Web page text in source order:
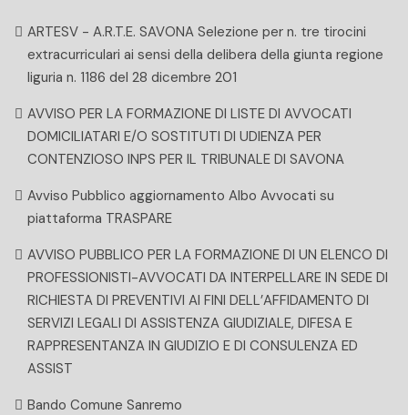
ARTESV - A.R.T.E. SAVONA Selezione per n. tre tirocini
extracurriculari ai sensi della delibera della giunta regione
liguria n. 1186 del 28 dicembre 201
AVVISO PER LA FORMAZIONE DI LISTE DI AVVOCATI
DOMICILIATARI E/O SOSTITUTI DI UDIENZA PER
CONTENZIOSO INPS PER IL TRIBUNALE DI SAVONA
Avviso Pubblico aggiornamento Albo Avvocati su
piattaforma TRASPARE
AVVISO PUBBLICO PER LA FORMAZIONE DI UN ELENCO DI
PROFESSIONISTI-AVVOCATI DA INTERPELLARE IN SEDE DI
RICHIESTA DI PREVENTIVI AI FINI DELL’AFFIDAMENTO DI
SERVIZI LEGALI DI ASSISTENZA GIUDIZIALE, DIFESA E
RAPPRESENTANZA IN GIUDIZIO E DI CONSULENZA ED
ASSIST
Bando Comune Sanremo